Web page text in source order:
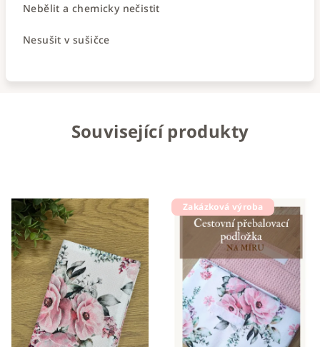
Nebělit a chemicky nečistit
Nesušit v sušičce
Související produkty
Zakázková výroba